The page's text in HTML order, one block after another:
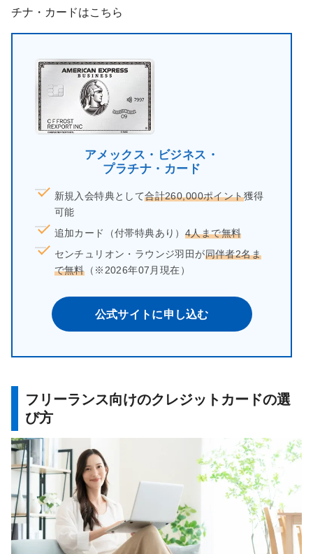
チナ・カードはこちら
アメックス・ビジネス・
プラチナ・カード
新規入会特典として合計260,000ポイント獲得
可能
追加カード（付帯特典あり） 4人まで無料
センチュリオン・ラウンジ羽田が同伴者2名ま
で無料（※2026年07月現在）
公式サイトに申し込む
フリーランス向けのクレジットカードの選
び方